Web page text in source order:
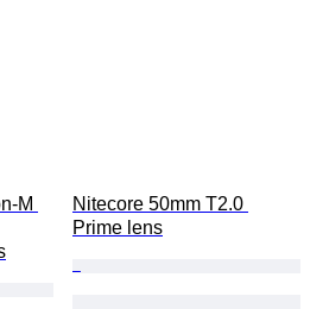
M
Nitecore 50mm T2.0
Prime lens